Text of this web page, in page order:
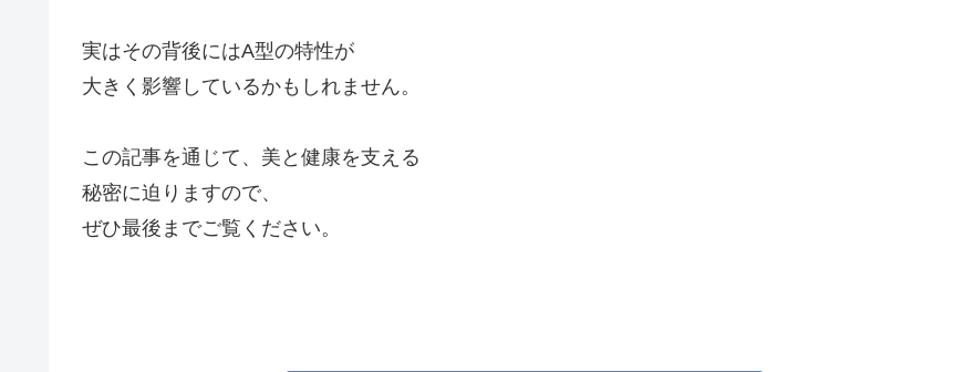
実はその背後にはA型の特性が
大きく影響しているかもしれません。
この記事を通じて、美と健康を支える
秘密に迫りますので、
ぜひ最後までご覧ください。